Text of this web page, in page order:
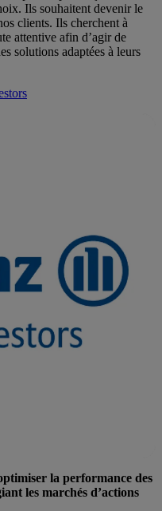
Ils souhaitent devenir le
clients. Ils cherchent à
attentive afin d’agir de
solutions adaptées à leurs
la performance des
les marchés d’actions